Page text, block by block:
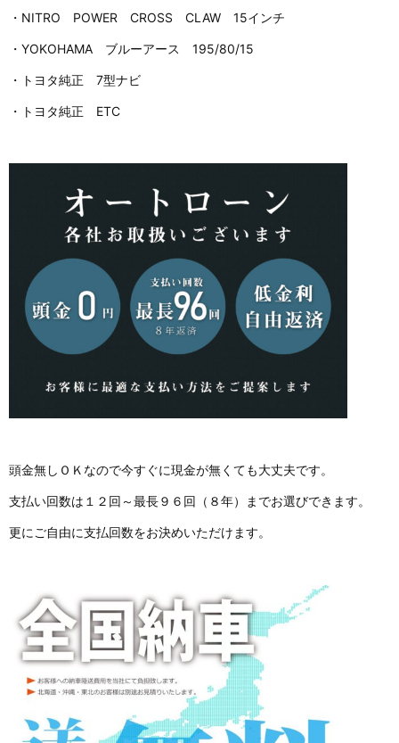
・NITRO POWER CROSS CLAW 15インチ
・YOKOHAMA ブルーアース 195/80/15
・トヨタ純正 7型ナビ
・トヨタ純正 ETC
頭金無しＯＫなので今すぐに現金が無くても大丈夫です。
支払い回数は１２回～最長９６回（８年）までお選びできます。
更にご自由に支払回数をお決めいただけます。